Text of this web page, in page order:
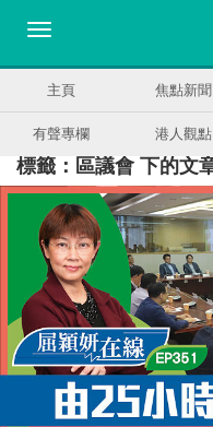
主頁 焦點新聞
有聲專欄 港人觀點
標籤：區議會 下的文